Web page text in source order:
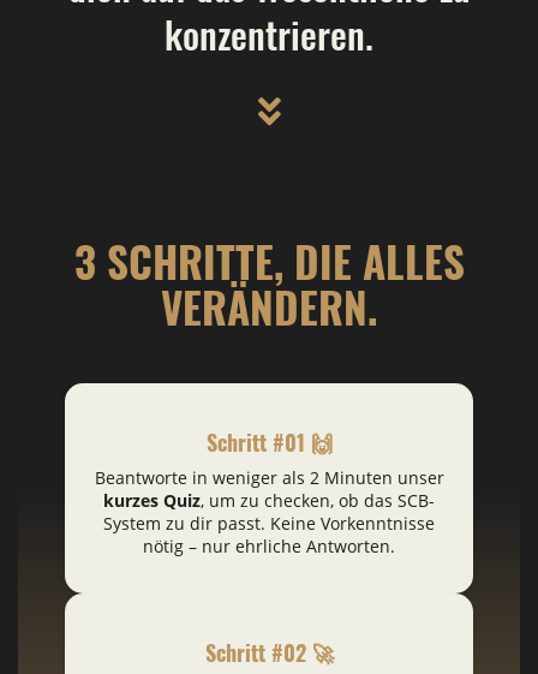
konzentrieren.
3 SCHRITTE, DIE ALLES
VERÄNDERN.
Schritt #01 🙌
Beantworte in weniger als 2 Minuten unser
kurzes Quiz, um zu checken, ob das SCB-
System zu dir passt. Keine Vorkenntnisse
nötig – nur ehrliche Antworten.
Schritt #02 🚀